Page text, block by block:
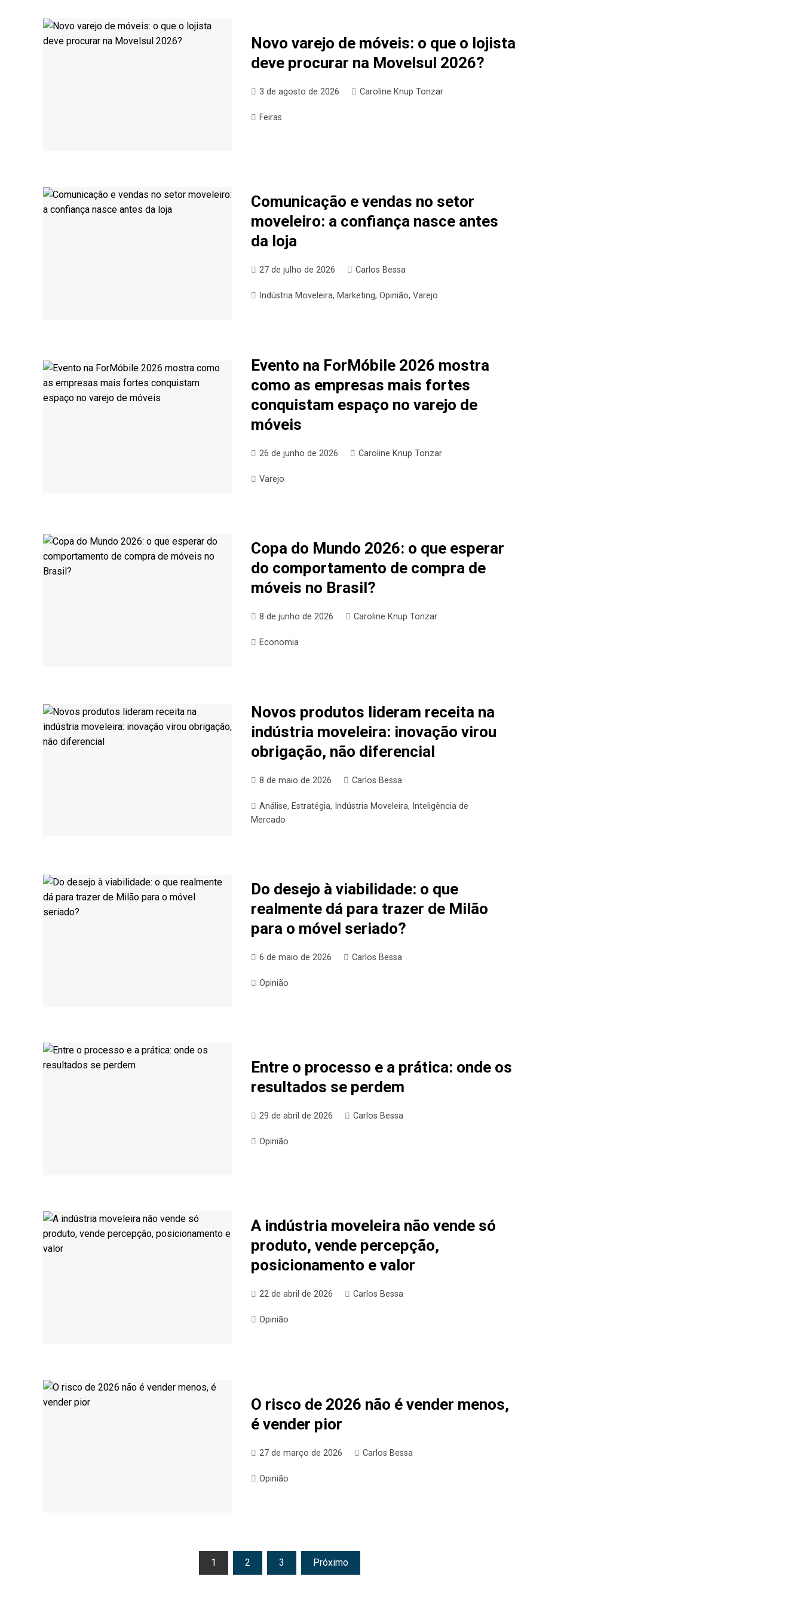
Novo varejo de móveis: o que o lojista
deve procurar na Movelsul 2026?
3 de agosto de 2026 Caroline Knup Tonzar
Feiras
Comunicação e vendas no setor
moveleiro: a confiança nasce antes
da loja
27 de julho de 2026 Carlos Bessa
Indústria Moveleira, Marketing,Opinião,Varejo
Evento na ForMóbile 2026 mostra
como as empresas mais fortes
conquistam espaço no varejo de
móveis
26 de junho de 2026 Caroline Knup Tonzar
Varejo
Copa do Mundo 2026: o que esperar
do comportamento de compra de
móveis no Brasil?
8 de junho de 2026 Caroline Knup Tonzar
Economia
Novos produtos lideram receita na
indústria moveleira: inovação virou
obrigação, não diferencial
8 de maio de 2026 Carlos Bessa
Análise, Estratégia, Indústria Moveleira, Inteligência de
Mercado
Do desejo à viabilidade: o que
realmente dá para trazer de Milão
para o móvel seriado?
6 de maio de 2026 Carlos Bessa
Opinião
Entre o processo e a prática: onde os
resultados se perdem
29 de abril de 2026 Carlos Bessa
Opinião
A indústria moveleira não vende só
produto, vende percepção,
posicionamento e valor
22 de abril de 2026 Carlos Bessa
Opinião
O risco de 2026 não é vender menos,
é vender pior
27 de março de 2026 Carlos Bessa
Opinião
1 2 3 Próximo